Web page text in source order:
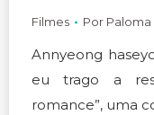
Filmes Por
Annyeong
eu trago a
romance”, uma